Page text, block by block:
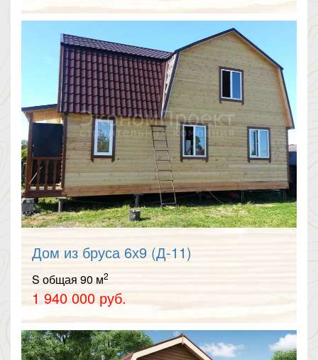
Дом из бруса 6х9 (Д-11)
S общая 90 м2
1 940 000 руб.